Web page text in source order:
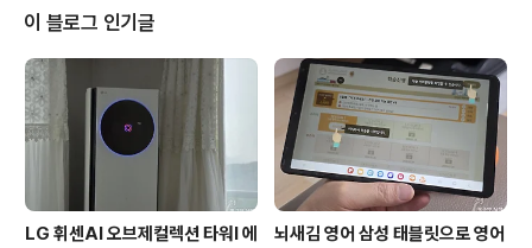
다. 2018년 신년부터 대격돌이 예상되는 가운데 글로벌
스마트폰 점유율 1위를 수성하게 될 것인지 자못 궁금해집
니다. 갤럭시S9을 기다리는 분들에게 좋은 소식이 있어 전
합니다. 갤럭시S9의 예상 스펙 삼성이 퀄컴의 스냅드래곤
845의 초기 물량을 선점하면서 강력한 마케팅을 준비했던
것은 이미 알려진 사실입..
이 블로그 인기글
LG 휘센AI 오브제컬렉션 타워I 에
뇌새김 영어 삼성 태블릿으로 영어